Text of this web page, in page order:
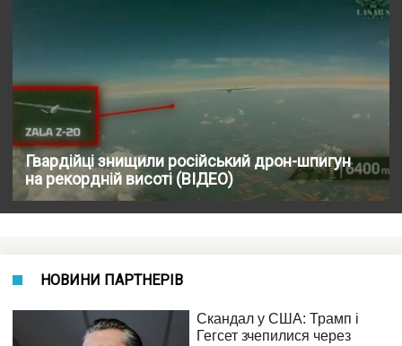
Гвардійці знищили російський дрон-шпигун
на рекордній висоті (ВІДЕО)
НОВИНИ ПАРТНЕРІВ